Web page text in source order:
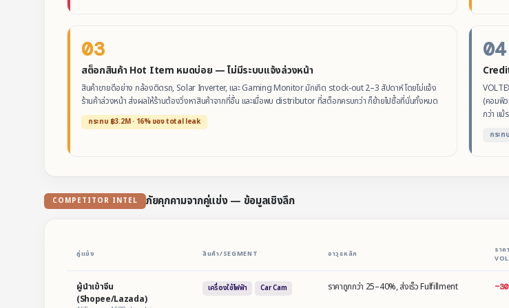
03
สต็อกสินค้า Hot Item หมดบ่อย — ไม่มีระบบแจ้งล่วงหน้า
สินค้าขายดีอย่าง กล้องติดรถ, Solar Inverter, และ Gaming Monitor มักเกิด stock-out 2–3 สัปดาห์ โดยไม่แจ้ง
ร้านค้าล่วงหน้า ส่งผลให้ร้านต้องวิ่งหาสินค้าจากที่อื่น และเมื่อพบ distributor ที่สต็อกครบกว่า ก็ย้ายไปซื้อที่นั่นทั้งหมด
กระทบ ฿3.2M · 16% ของ total leak
04
(คอมพิ
กว่า แม้
กระท
COMPETITOR INTEL ภัยคุกคามจากคู่แข่ง — ข้อมูลเชิงลึก
คู่แข่ง สินค้า/SEGMENT อาวุธหลัก
ราค
ผู้นำเข้าจีน
(Shopee/Lazada)
เครื่องใช้ไฟฟ้า Car Cam ราคาถูกกว่า 25–40%, ส่งเร็ว Fulfillment